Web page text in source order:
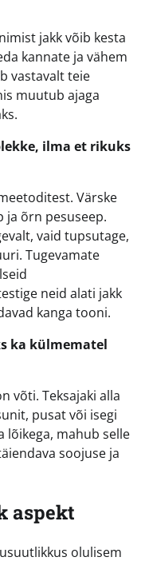
jakk võib kesta
kannate ja vähem
vastavalt teie
muutub ajaga
ilma et rikuks
Värske
ja õrn pesuseep.
vaid tupsutage,
Tugevamate
neid alati jakk
kanga tooni.
ka külmematel
võti. Teksajaki alla
pusat või isegi
lõikega, mahub selle
soojuse ja
aspekt
olulisem